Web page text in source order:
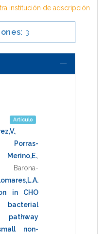
institución de adscripción
3
Artículo
Porras-
Merino,E.
Barona-
in CHO
non-